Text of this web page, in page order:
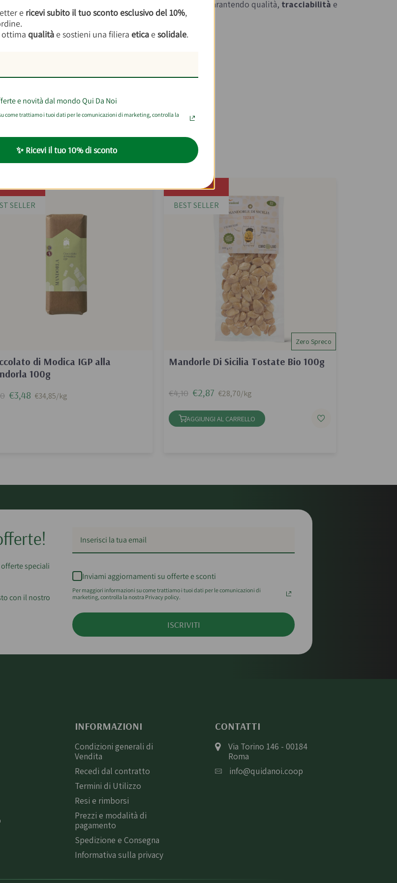
verso la sostenibilità ambientale e sociale, produce garantendo qualità, tracciabilità e
il territorio.
Composta Bio Di Pesca 200g
di Modica IGP alla
100g
-15%
SELLER
€3,48 €34,85/kg
Zero Spreco
Mandorle Di Sicilia Tostate Bio 100g
-30%
BEST SELLER
€4,10 €2,87 €28,70/kg
AGGIUNGI AL CARRELLO
speciali
con il nostro
Inviami aggiornamenti su offerte e sconti
Per maggiori informazioni su come trattiamo i tuoi dati per le comunicazioni di
marketing, controlla la nostra Privacy policy.
ISCRIVITI
INFORMAZIONI
Condizioni generali di
Vendita
Recedi dal contratto
Termini di Utilizzo
Resi e rimborsi
Prezzi e modalità di
pagamento
Spedizione e Consegna
Informativa sulla privacy
CONTATTI
Via Torino 146 - 00184
Roma
info@quidanoi.coop
e ricevi subito il tuo sconto esclusivo del 10%,
qualità e sostieni una filiera etica esolidale.
e novità dal mondo Qui Da Noi
come trattiamo i tuoi dati per le comunicazioni di marketing, controlla la
✨ Ricevi il tuo 10% di sconto